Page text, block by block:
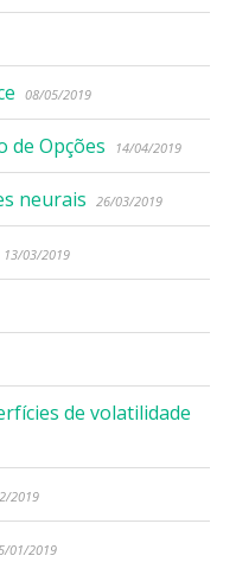
08/05/2019
de Opções 14/04/2019
neurais 26/03/2019
13/03/2019
de volatilidade
2019
01/2019